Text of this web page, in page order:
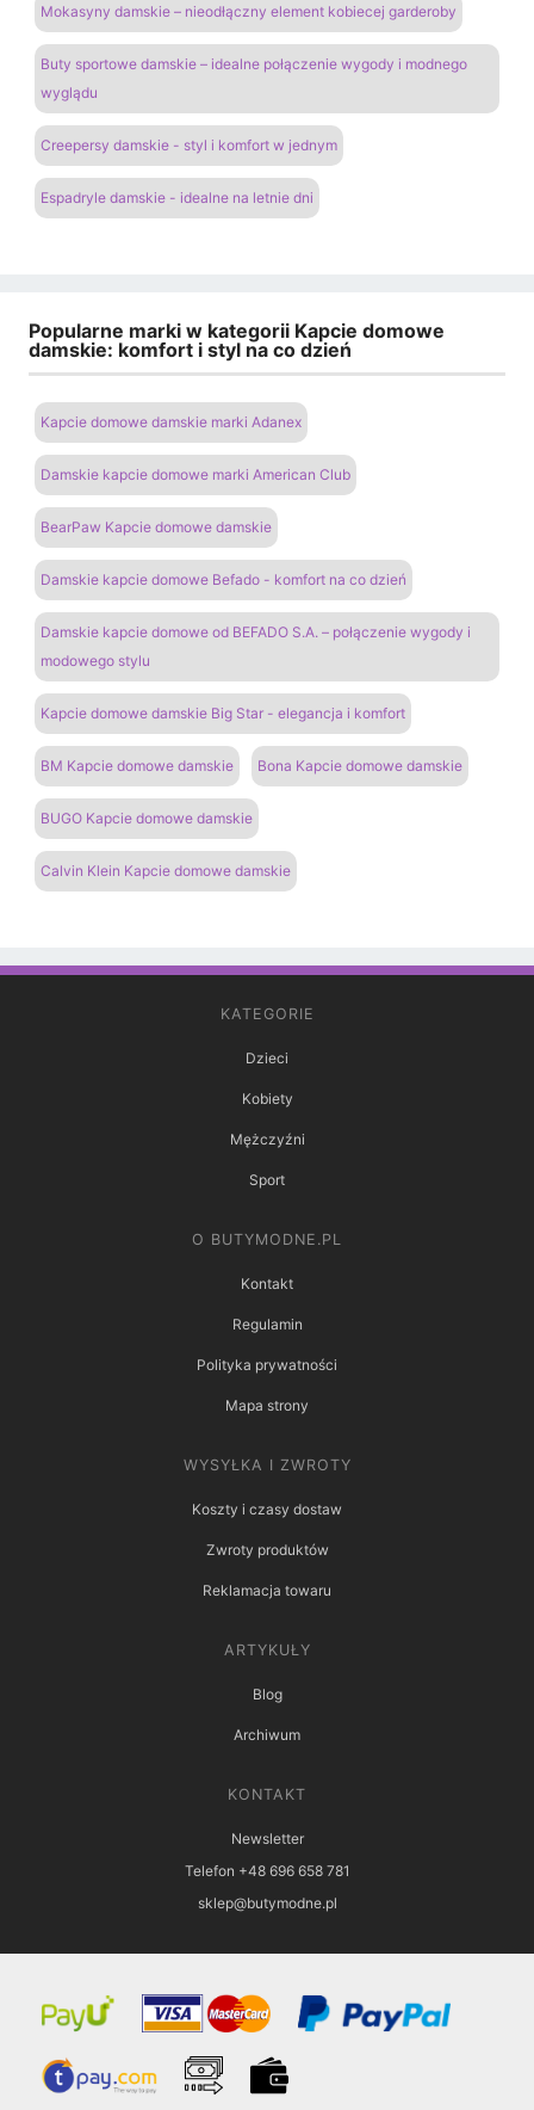
Mokasyny damskie – nieodłączny element kobiecej garderoby
Buty sportowe damskie – idealne połączenie wygody i modnego
wyglądu
Creepersy damskie - styl i komfort w jednym
Espadryle damskie - idealne na letnie dni
Popularne marki w kategorii Kapcie domowe
damskie: komfort i styl na co dzień
Kapcie domowe damskie marki Adanex
Damskie kapcie domowe marki American Club
BearPaw Kapcie domowe damskie
Damskie kapcie domowe Befado - komfort na co dzień
Damskie kapcie domowe od BEFADO S.A. – połączenie wygody i
modowego stylu
Kapcie domowe damskie Big Star - elegancja i komfort
BM Kapcie domowe damskie Bona Kapcie domowe damskie
BUGO Kapcie domowe damskie
Calvin Klein Kapcie domowe damskie
KATEGORIE
Dzieci
Kobiety
Mężczyźni
Sport
O BUTYMODNE.PL
Kontakt
Regulamin
Polityka prywatności
Mapa strony
WYSYŁKA I ZWROTY
Koszty i czasy dostaw
Zwroty produktów
Reklamacja towaru
ARTYKUŁY
Blog
Archiwum
KONTAKT
Newsletter
Telefon +48 696 658 781
sklep@butymodne.pl